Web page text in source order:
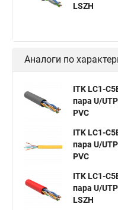
LSZH
Аналоги по
ITK LC1-
пара U/
PVC
ITK LC1-
пара U/
PVC
ITK LC1-
пара U/
LSZH